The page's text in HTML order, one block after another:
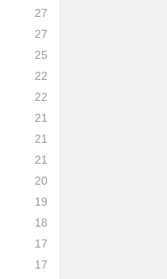
27
27
25
22
22
21
21
21
20
19
18
17
17